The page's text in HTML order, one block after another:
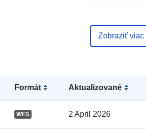
Formát Aktualizované
WFS 2 April 2026
záznam:
Zemepisné
Zobraziť viac